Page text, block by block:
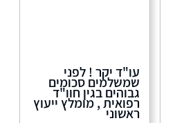
עו"ד יקר ! לפני
שמשלמים סכומים
גבוהים בגין חוו"ד
רפואית , מומלץ ייעוץ
ראשוני